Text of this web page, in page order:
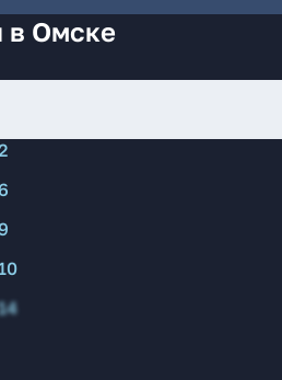
в Омске
6
14